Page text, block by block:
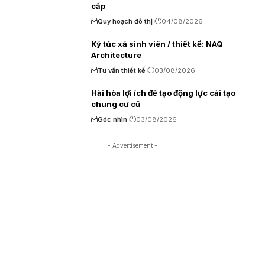
cấp
Quy hoạch đô thị 04/08/2026
Ký túc xá sinh viên / thiết kế: NAQ
Architecture
Tư vấn thiết kế 03/08/2026
Hài hòa lợi ích để tạo động lực cải tạo
chung cư cũ
Góc nhìn 03/08/2026
- Advertisement -